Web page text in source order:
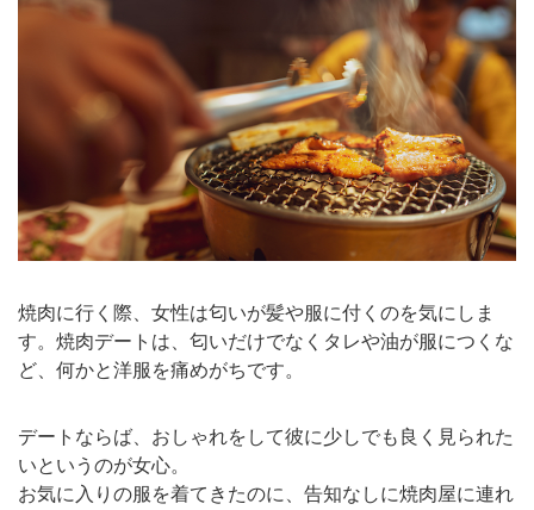
焼肉に行く際、女性は匂いが髪や服に付くのを気にしま
す。焼肉デートは、匂いだけでなくタレや油が服につくな
ど、何かと洋服を痛めがちです。
デートならば、おしゃれをして彼に少しでも良く見られた
いというのが女心。
お気に入りの服を着てきたのに、告知なしに焼肉屋に連れ